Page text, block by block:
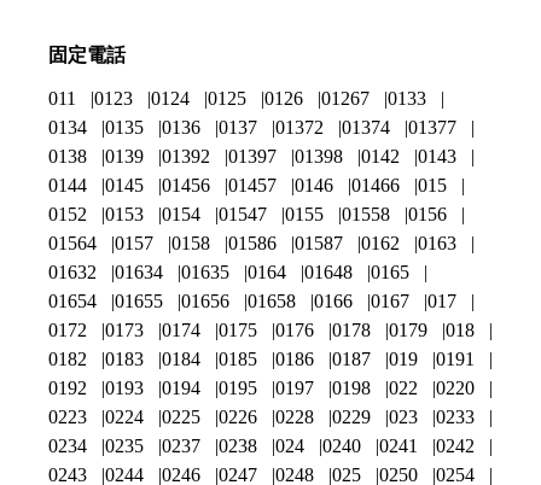
固定電話
011 0123 0124 0125 0126 01267
0133
0134
0135 0136 0137 01372 01374
01377
0138
0139 01392 01397 01398 0142
0143
0144
0145 01456 01457 0146 01466
015
0152
0153 0154 01547 0155 01558
0156
01564
0157 0158 01586 01587 0162
0163
01632
01634 01635 0164 01648
0165
01654
01655 01656 01658 0166 0167
017
0172
0173 0174 0175 0176 0178 0179
018
0182
0183 0184 0185 0186 0187 019
0191
0192
0193 0194 0195 0197 0198 022
0220
0223
0224 0225 0226 0228 0229 023
0233
0234
0235 0237 0238 024 0240 0241
0242
0243
0244 0246 0247 0248 025 0250 0254